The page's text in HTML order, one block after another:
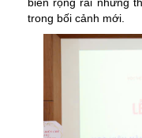
trong bối cảnh mới.